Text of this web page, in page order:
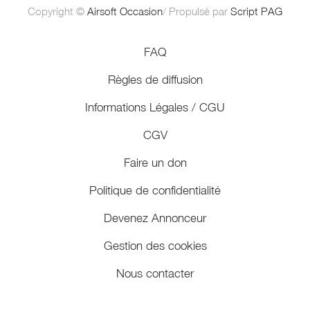
Copyright © Airsoft Occasion/ Propulsé par Script PAG
FAQ
Règles de diffusion
Informations Légales / CGU
CGV
Faire un don
Politique de confidentialité
Devenez Annonceur
Gestion des cookies
Nous contacter